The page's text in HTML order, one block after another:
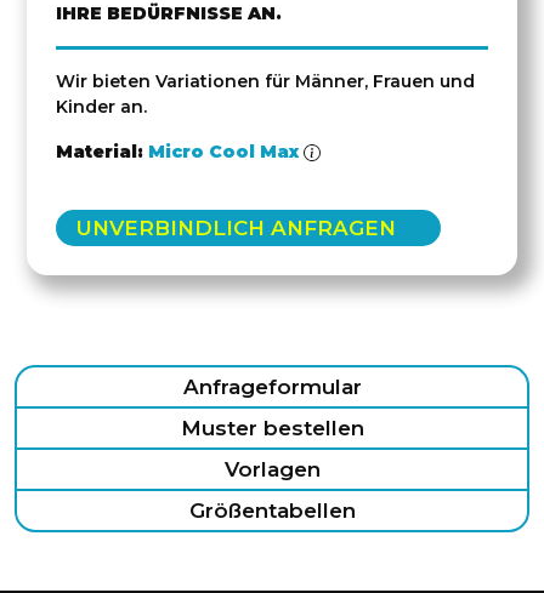
IHRE BEDÜRFNISSE AN.
Wir bieten Variationen für Männer, Frauen und
Kinder an.
Material: Micro Cool Max
UNVERBINDLICH ANFRAGEN
Anfrageformular
Muster bestellen
Vorlagen
Größentabellen